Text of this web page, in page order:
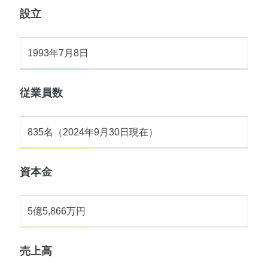
設立
1993年7月8日
従業員数
835名（2024年9月30日現在）
資本金
5億5,866万円
売上高